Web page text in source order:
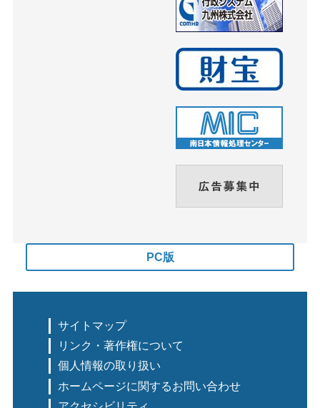
PC版
サイトマップ
リンク・著作権について
個人情報の取り扱い
ホームページに関するお問い合わせ